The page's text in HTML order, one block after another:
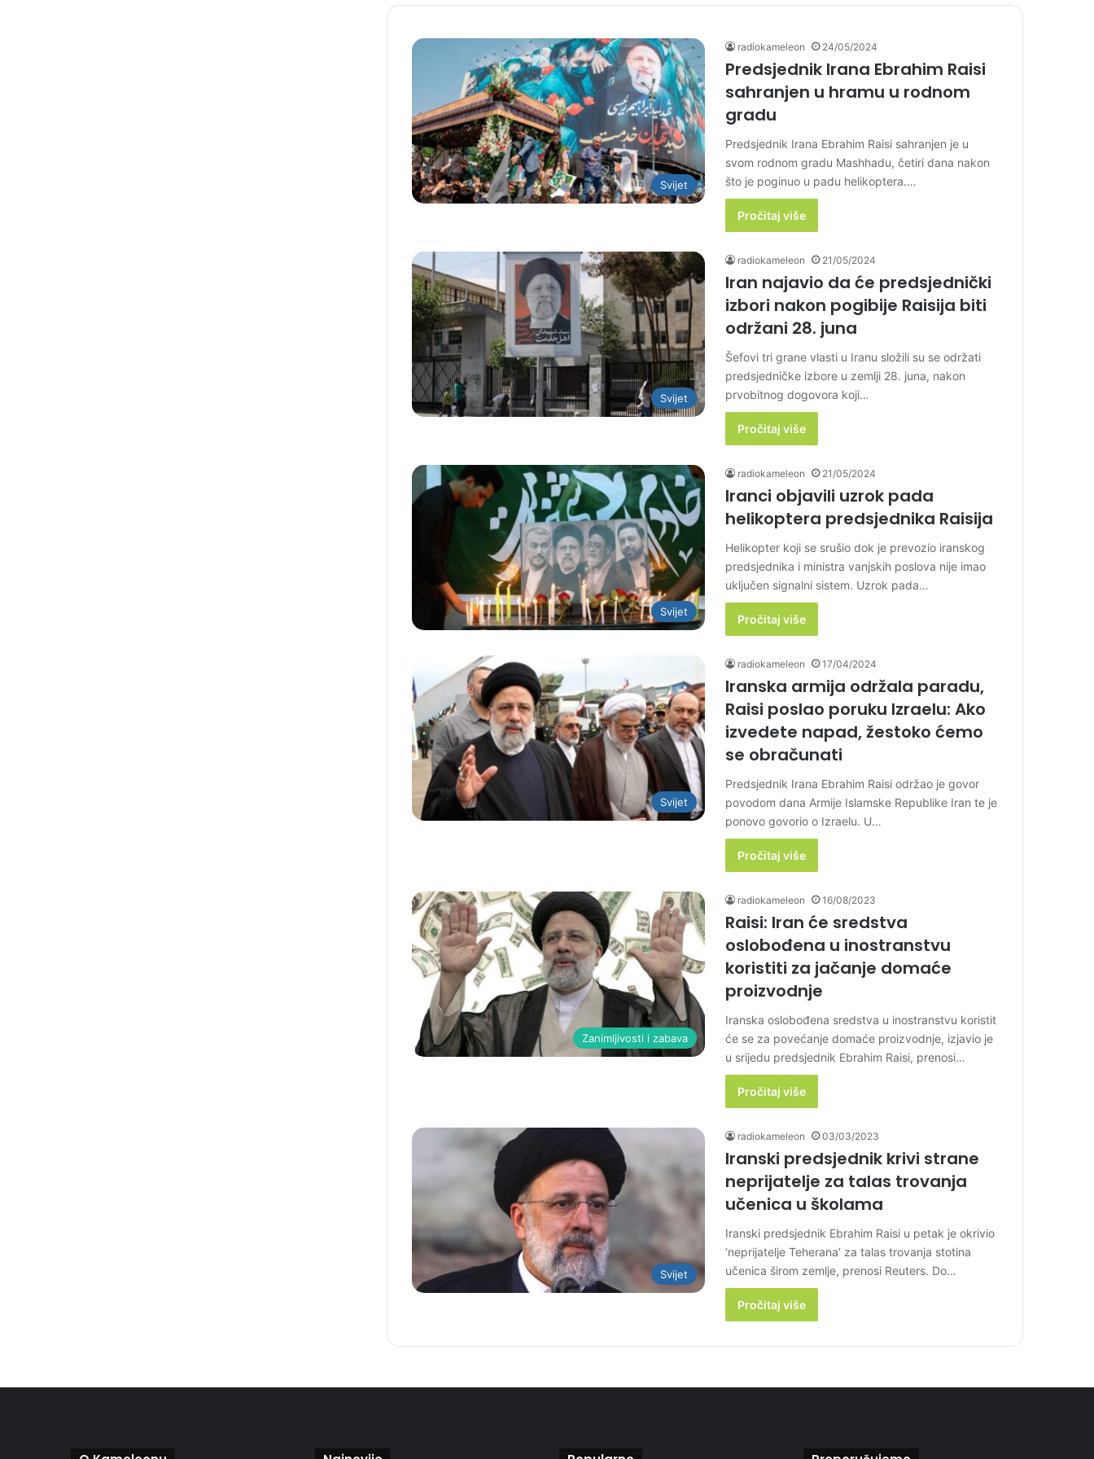
Svijet
radiokameleon 24/05/2024
Predsjednik Irana Ebrahim Raisi
sahranjen u hramu u rodnom
gradu
Predsjednik Irana Ebrahim Raisi sahranjen je u
svom rodnom gradu Mashhadu, četiri dana nakon
što je poginuo u padu helikoptera.…
Pročitaj više
Svijet
radiokameleon 21/05/2024
Iran najavio da će predsjednički
izbori nakon pogibije Raisija biti
održani 28. juna
Šefovi tri grane vlasti u Iranu složili su se održati
predsjedničke izbore u zemlji 28. juna, nakon
prvobitnog dogovora koji…
Pročitaj više
Svijet
radiokameleon 21/05/2024
Iranci objavili uzrok pada
helikoptera predsjednika Raisija
Helikopter koji se srušio dok je prevozio iranskog
predsjednika i ministra vanjskih poslova nije imao
uključen signalni sistem. Uzrok pada…
Pročitaj više
Svijet
radiokameleon 17/04/2024
Iranska armija održala paradu,
Raisi poslao poruku Izraelu: Ako
izvedete napad, žestoko ćemo
se obračunati
Predsjednik Irana Ebrahim Raisi održao je govor
povodom dana Armije Islamske Republike Iran te je
ponovo govorio o Izraelu. U…
Pročitaj više
Zanimljivosti i zabava
radiokameleon 16/08/2023
Raisi: Iran će sredstva
oslobođena u inostranstvu
koristiti za jačanje domaće
proizvodnje
Iranska oslobođena sredstva u inostranstvu koristit
će se za povećanje domaće proizvodnje, izjavio je
u srijedu predsjednik Ebrahim Raisi, prenosi…
Pročitaj više
Svijet
radiokameleon 03/03/2023
Iranski predsjednik krivi strane
neprijatelje za talas trovanja
učenica u školama
Iranski predsjednik Ebrahim Raisi u petak je okrivio
‘neprijatelje Teherana’ za talas trovanja stotina
učenica širom zemlje, prenosi Reuters. Do…
Pročitaj više